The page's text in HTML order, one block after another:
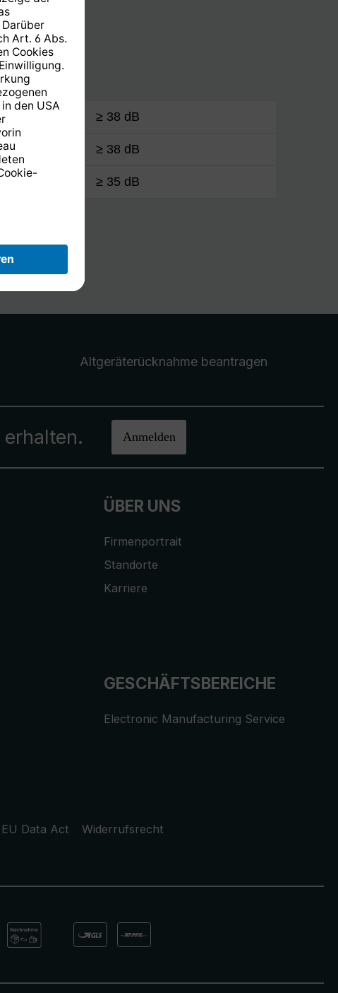
≥ 38 dB
≥ 38 dB
≥ 35 dB
Altgeräterücknahme beantragen
erhalten. Anmelden
ÜBER UNS
Firmenportrait
Standorte
Karriere
GESCHÄFTSBEREICHE
Electronic Manufacturing Service
EU Data Act
Widerrufsrecht